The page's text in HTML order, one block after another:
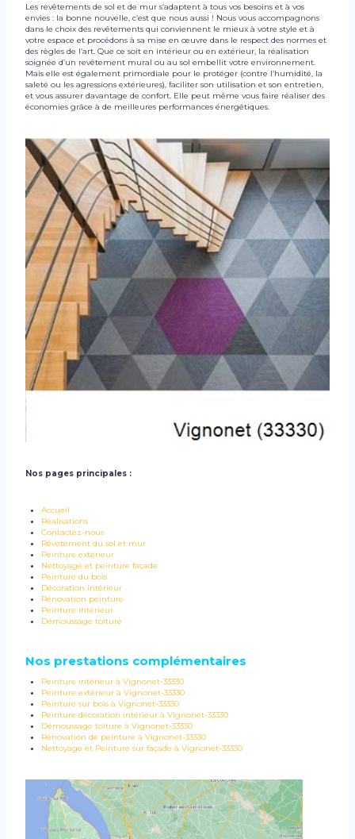
Les revêtements de sol et de mur s’adaptent à tous vos besoins et à vos
envies : la bonne nouvelle, c’est que nous aussi ! Nous vous accompagnons
dans le choix des revêtements qui conviennent le mieux à votre style et à
votre espace et procédons à sa mise en œuvre dans le respect des normes et
des règles de l’art. Que ce soit en intérieur ou en extérieur, la réalisation
soignée d’un revêtement mural ou au sol embellit votre environnement.
Mais elle est également primordiale pour le protéger (contre l’humidité, la
saleté ou les agressions extérieures), faciliter son utilisation et son entretien,
et vous assurer davantage de confort. Elle peut même vous faire réaliser des
économies grâce à de meilleures performances énergétiques.
Nos pages principales :
Accueil
Réalisations
Contactez-nous
Rêvetement du sol et mur
Peinture extérieur
Nettoyage et peinture façade
Peinture du bois
Décoration intérieur
Rénovation peinture
Peinture intérieur
Démoussage toiture
Nos prestations complémentaires
Peinture intérieur à Vignonet-33330
Peinture extérieur à Vignonet-33330
Peinture sur bois à Vignonet-33330
Peinture décoration intérieur à Vignonet-33330
Démoussage toiture à Vignonet-33330
Rénovation de peinture à Vignonet-33330
Nettoyage et Peinture sur façade à Vignonet-33330